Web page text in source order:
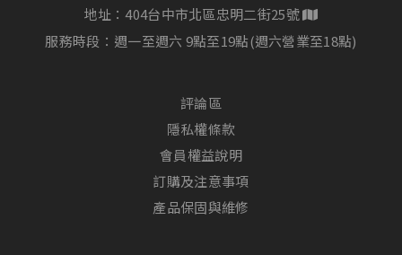
地址：404台中市北區忠明二街25號
服務時段：週一至週六 9點至19點(週六營業至18點)
評論區
隱私權條款
會員權益說明
訂購及注意事項
產品保固與維修